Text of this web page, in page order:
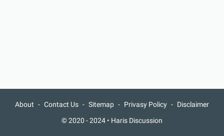
About Contact Us Sitemap Privasy Policy
Disclaimer
© 2020 - 2024 • Haris Discussion